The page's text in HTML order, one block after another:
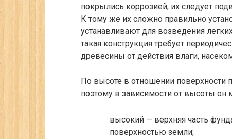
покрылись коррозией, их следует
К тому же их сложно правильно
устанавливают для возведения
такая конструкция требует
древесины от действия влаги,
По высоте в отношении поверхности
поэтому в зависимости от высоты
высокий — верхняя часть
поверхностью земли;